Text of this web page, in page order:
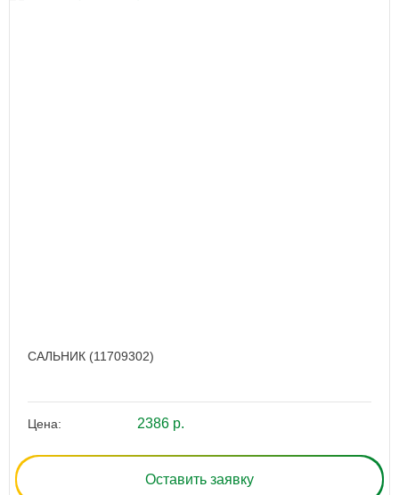
САЛЬНИК (11709302)
Цена: 2386 р.
Оставить заявку